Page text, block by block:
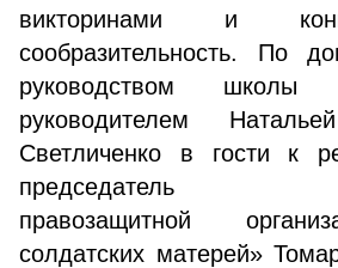
викторинами и
сообразительность. По
руководством
руководителем
Светличенко в гости к
председатель
правозащитной
солдатских матерей»